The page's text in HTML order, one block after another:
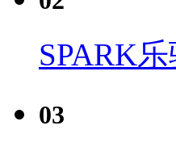
SPARK
03